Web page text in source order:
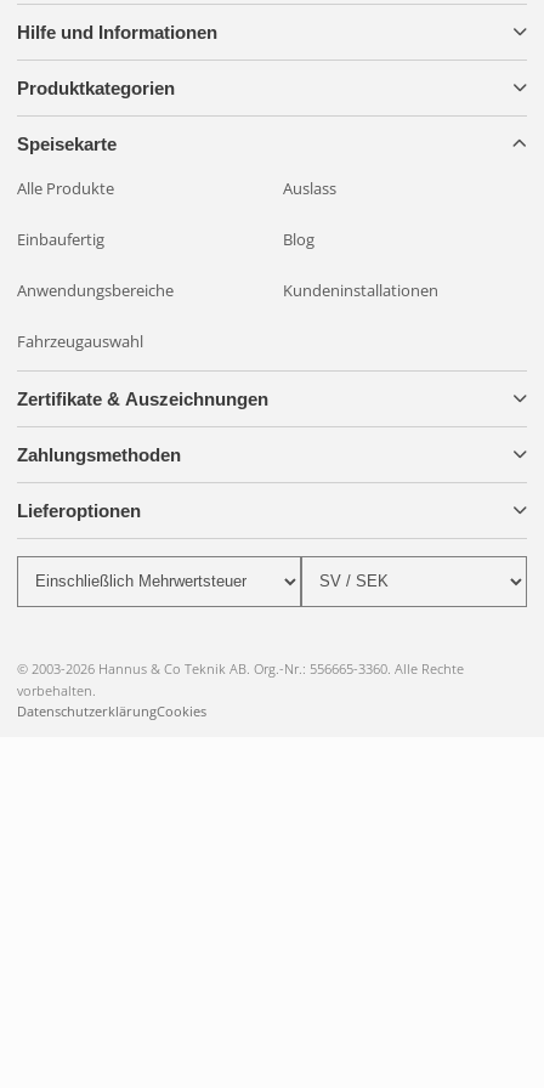
Hilfe und Informationen
Produktkategorien
Speisekarte
Alle Produkte Auslass
Einbaufertig Blog
Anwendungsbereiche Kundeninstallationen
Fahrzeugauswahl
Zertifikate & Auszeichnungen
Zahlungsmethoden
Lieferoptionen
© 2003-2026 Hannus & Co Teknik AB. Org.-Nr.: 556665-3360. Alle Rechte
vorbehalten.
DatenschutzerklärungCookies